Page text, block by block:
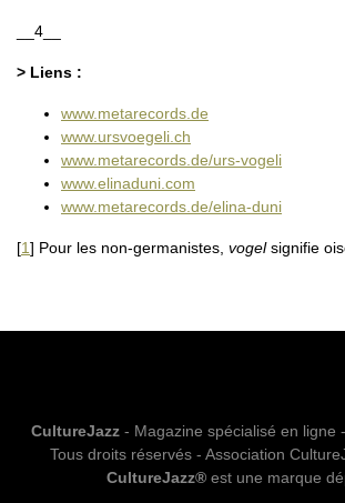
__4__
> Liens :
www.metarecords.de
www.ursvoegeli.ch
www.metarecords.de/urs-vogeli
www.elinaduni.com
www.metarecords.de/elina-duni
[1] Pour les non-germanistes, vogelsignifie
CultureJazz- Magazine spécialisé en ligne
Tous droits réservés - Association
CultureJazz®est une marque